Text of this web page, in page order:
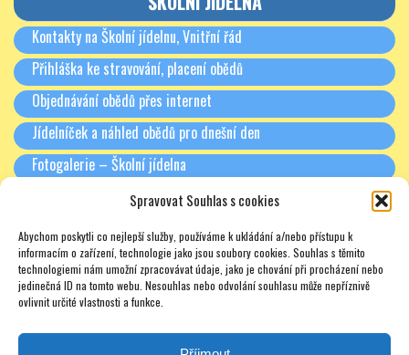
Spravovat Souhlas s cookies
Abychom poskytli co nejlepší služby, používáme k ukládání a/nebo přístupu k
informacím o zařízení, technologie jako jsou soubory cookies. Souhlas s těmito
technologiemi nám umožní zpracovávat údaje, jako je chování při procházení nebo
jedinečná ID na tomto webu. Nesouhlas nebo odvolání souhlasu může nepříznivě
ovlivnit určité vlastnosti a funkce.
Kontakty na Školní jídelnu, Vnitřní řád
Přihláška ke stravování, placení obědů
Objednávání obědů přes internet
Jídelníček a náhled obědů pro dnešní den
Fotogalerie – Školní jídelna
Třídní schůzky + Spolek rodičů (dříve SRPŠ)
Rada školy
Soukromé doučování – zajímavé odkazy – nabídky – texty